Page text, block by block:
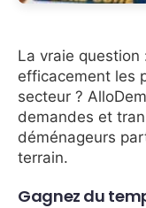
La vraie question
efficacement les
secteur ?
demandes et
déménageurs
terrain.
Gagnez du